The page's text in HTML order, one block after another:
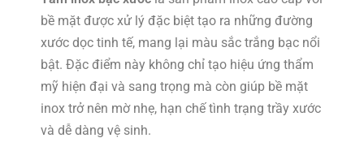
bề mặt được xử lý đặc biệt tạo ra những đường
xước dọc tinh tế, mang lại màu sắc trắng bạc nổi
bật. Đặc điểm này không chỉ tạo hiệu ứng thẩm
mỹ hiện đại và sang trọng mà còn giúp bề mặt
inox trở nên mờ nhẹ, hạn chế tình trạng trầy xước
và dễ dàng vệ sinh.